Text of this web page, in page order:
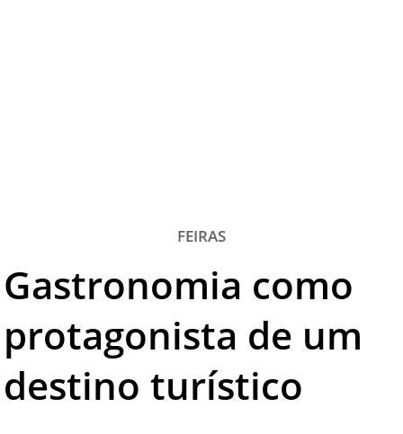
FEIRAS
Gastronomia como
protagonista de um
destino turístico